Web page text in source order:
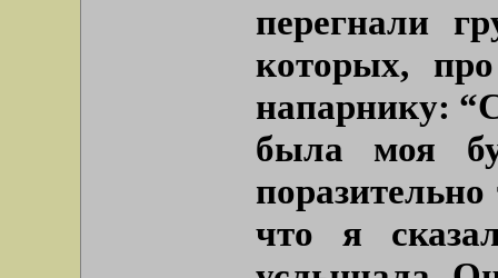
перегнали
которых,
напарнику:
была моя
что я